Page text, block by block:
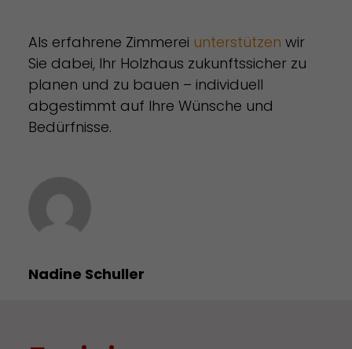
Als erfahrene Zimmerei unterstützen wir
Sie dabei, Ihr Holzhaus zukunftssicher zu
planen und zu bauen – individuell
abgestimmt auf Ihre Wünsche und
Bedürfnisse.
Nadine Schuller